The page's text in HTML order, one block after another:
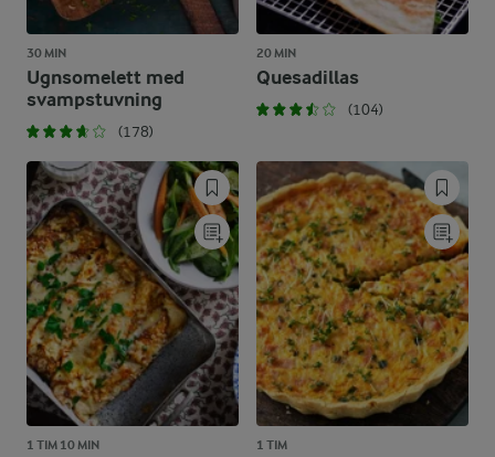
30 MIN
Ugnsomelett med
svampstuvning
(178)
20 MIN
Quesadillas
(104)
1 TIM 10 MIN 1 TIM